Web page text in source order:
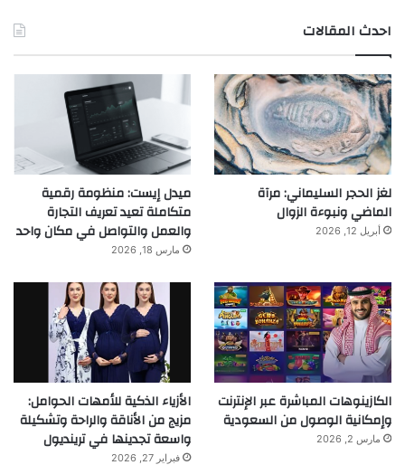
احدث المقالات
لغز الحجر السليماني: مرآة
الماضي ونبوءة الزوال
أبريل 12, 2026
ميدل إيست: منظومة رقمية
متكاملة تعيد تعريف التجارة
والعمل والتواصل في مكان واحد
مارس 18, 2026
الكازينوهات المباشرة عبر الإنترنت
وإمكانية الوصول من السعودية
مارس 2, 2026
الأزياء الذكية للأمهات الحوامل:
مزيج من الأناقة والراحة وتشكيلة
واسعة تجدينها في ترينديول
فبراير 27, 2026